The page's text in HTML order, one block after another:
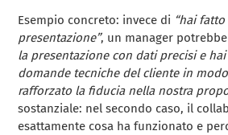
Esempio concreto: invece di “hai
presentazione”, un manager
la presentazione con dati precisi e
domande tecniche del cliente in
rafforzato la fiducia nella nostra
sostanziale: nel secondo caso, il
esattamente cosa ha funzionato e